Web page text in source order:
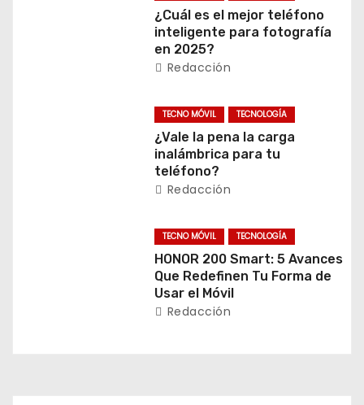
¿Cuál es el mejor teléfono
inteligente para fotografía
en 2025?
Redacción
TECNO MÓVIL TECNOLOGÍA
¿Vale la pena la carga
inalámbrica para tu
teléfono?
Redacción
TECNO MÓVIL TECNOLOGÍA
HONOR 200 Smart: 5 Avances
Que Redefinen Tu Forma de
Usar el Móvil
Redacción